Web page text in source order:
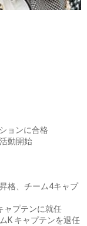
ョンに合格
動開始
格、チーム4キャプ
ャプテンに就任
K キャプテンを退任